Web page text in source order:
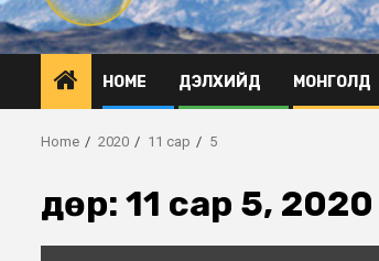
HOME ДЭЛХИЙД МОНГОЛД
Home 2020 11 сар 5
Өдөр: 11 сар 5, 2020